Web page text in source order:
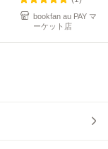
bookfan au PAY マ
ーケット店